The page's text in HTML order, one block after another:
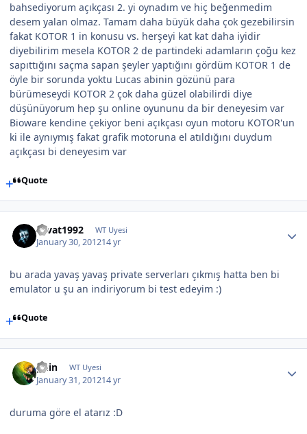
bahsediyorum açıkçası 2. yi oynadım ve hiç beğenmedim
desem yalan olmaz. Tamam daha büyük daha çok gezebilirsin
fakat KOTOR 1 in konusu vs. herşeyi kat kat daha iyidir
diyebilirim mesela KOTOR 2 de partindeki adamların çoğu kez
sapıttığını saçma sapan şeyler yaptığını gördüm KOTOR 1 de
öyle bir sorunda yoktu Lucas abinin gözünü para
bürümeseydi KOTOR 2 çok daha güzel olabilirdi diye
düşünüyorum hep şu online oyununu da bir deneyesim var
Bioware kendine çekiyor beni açıkçası oyun motoru KOTOR'un
ki ile aynıymış fakat grafik motoruna el atıldığını duydum
açıkçası bi deneyesim var
Quote
cevat1992 WT Uyesi
January 30, 201214 yr
bu arada yavaş yavaş private serverları çıkmış hatta ben bi
emulator u şu an indiriyorum bi test edeyim :)
Quote
guin WT Uyesi
January 31, 201214 yr
duruma göre el atarız :D